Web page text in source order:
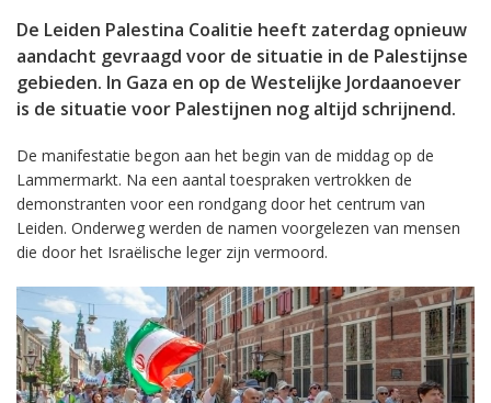
De Leiden Palestina Coalitie heeft zaterdag opnieuw
aandacht gevraagd voor de situatie in de Palestijnse
gebieden. In Gaza en op de Westelijke Jordaanoever
is de situatie voor Palestijnen nog altijd schrijnend.
De manifestatie begon aan het begin van de middag op de
Lammermarkt. Na een aantal toespraken vertrokken de
demonstranten voor een rondgang door het centrum van
Leiden. Onderweg werden de namen voorgelezen van mensen
die door het Israëlische leger zijn vermoord.